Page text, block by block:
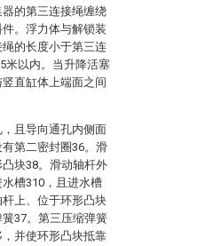
的第三连接绳缠绕
。浮力体与解锁装
的长度小于第三连
米以内。当升降活塞
直缸体上端面之间
且导向通孔内侧面
第二密封圈36。滑
块38。滑动轴杆外
槽310，且进水槽
上、位于环形凸块
37。第三压缩弹簧
并使环形凸块抵靠